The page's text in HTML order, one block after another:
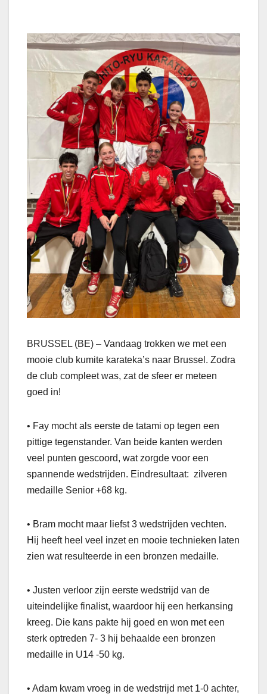
BRUSSEL (BE) – Vandaag trokken we met een
mooie club kumite karateka’s naar Brussel. Zodra
de club compleet was, zat de sfeer er meteen
goed in!
• Fay mocht als eerste de tatami op tegen een
pittige tegenstander. Van beide kanten werden
veel punten gescoord, wat zorgde voor een
spannende wedstrijden. Eindresultaat: zilveren
medaille Senior +68 kg.
• Bram mocht maar liefst 3 wedstrijden vechten.
Hij heeft heel veel inzet en mooie technieken laten
zien wat resulteerde in een bronzen medaille.
• Justen verloor zijn eerste wedstrijd van de
uiteindelijke finalist, waardoor hij een herkansing
kreeg. Die kans pakte hij goed en won met een
sterk optreden 7- 3 hij behaalde een bronzen
medaille in U14 -50 kg.
• Adam kwam vroeg in de wedstrijd met 1-0 achter,